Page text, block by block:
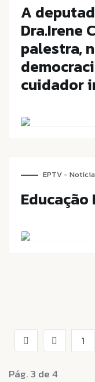
A
Dra.Irene
palestra,
cuidador
EPTV -
1
Pág. 3 de 4